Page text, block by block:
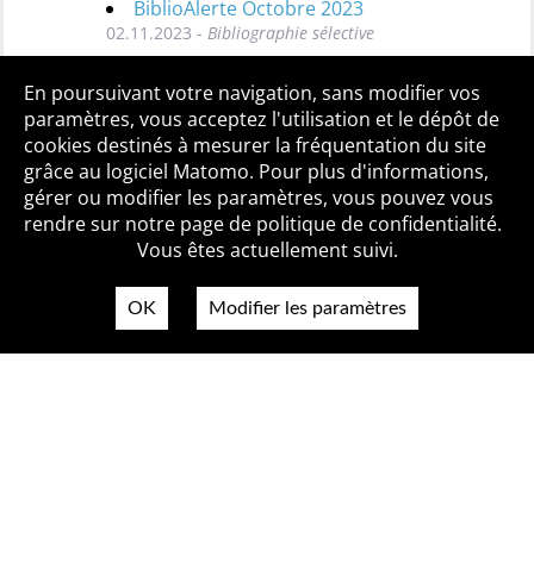
BiblioAlerte Octobre 2023
02.11.2023 - Bibliographie sélective
Toutes les BiblioAlertes
Qui sommes-nous ? Mentions légales
Accessibilité
Politique de confidentialité
Contact
En poursuivant votre navigation, sans modifier vos
paramètres, vous acceptez l'utilisation et le dépôt de
cookies destinés à mesurer la fréquentation du site
grâce au logiciel Matomo. Pour plus d'informations,
gérer ou modifier les paramètres, vous pouvez vous
rendre sur notre page de politique de confidentialité.
Vous êtes actuellement suivi.
OK Modifier les paramètres